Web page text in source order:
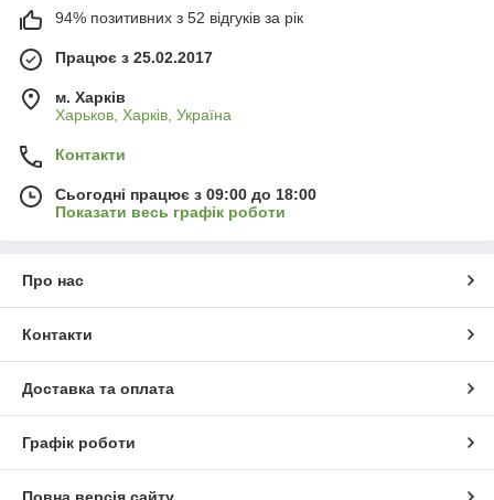
94% позитивних з 52 відгуків за рік
Працює з 25.02.2017
м. Харків
Харьков, Харків, Україна
Контакти
Сьогодні працює з 09:00 до 18:00
Показати весь графік роботи
Про нас
Контакти
Доставка та оплата
Графік роботи